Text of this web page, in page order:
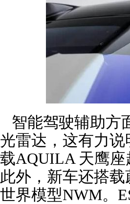
智能驾驶辅助方
光雷达，这有力
载AQUILA 天鹰
此外，新车还搭
世界模型NWM。